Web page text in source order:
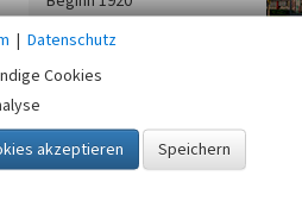
in Bad Godesberg
Kaffeerösterei und
| Datenschutz
Cookies